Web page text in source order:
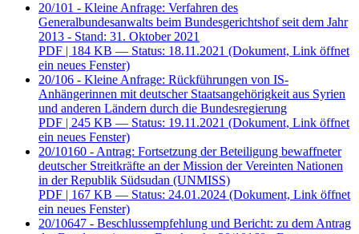
20/101 - Kleine Anfrage: Verfahren des
Generalbundesanwalts beim Bundesgerichtshof seit dem Jahr
2013 - Stand: 31. Oktober 2021
PDF | 184 KB — Status: 18.11.2021 (Dokument, Link öffnet
ein neues Fenster)
20/106 - Kleine Anfrage: Rückführungen von IS-
Anhängerinnen mit deutscher Staatsangehörigkeit aus Syrien
und anderen Ländern durch die Bundesregierung
PDF | 245 KB — Status: 19.11.2021 (Dokument, Link öffnet
ein neues Fenster)
20/10160 - Antrag: Fortsetzung der Beteiligung bewaffneter
deutscher Streitkräfte an der Mission der Vereinten Nationen
in der Republik Südsudan (UNMISS)
PDF | 167 KB — Status: 24.01.2024 (Dokument, Link öffnet
ein neues Fenster)
20/10647 - Beschlussempfehlung und Bericht: zu dem Antrag